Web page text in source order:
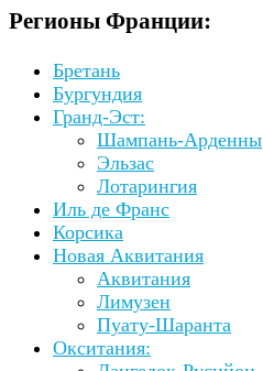
Регионы Франции:
Бретань
Бургундия
Гранд-Эст:
Шампань-Арденны
Эльзас
Лотарингия
Иль де Франс
Корсика
Новая Аквитания
Аквитания
Лимузен
Пуату-Шаранта
Окситания: